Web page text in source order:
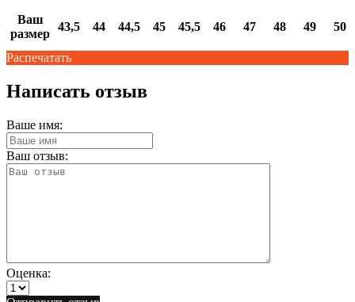
Ваш
размер
43,5 44 44,5 45 45,5 46 47 48 49 50
Распечатать
Написать отзыв
Ваше имя:
Ваш отзыв:
Оценка: